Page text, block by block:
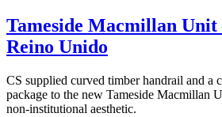
Tameside Macmillan
Reino Unido
CS supplied curved timber handrail and a
package to the new Tameside Macmillan
non-institutional aesthetic.